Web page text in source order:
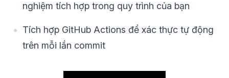
nghiệm tích hợp trong quy trình của bạn
Tích hợp GitHub Actions để xác thực tự động
trên mỗi lần commit